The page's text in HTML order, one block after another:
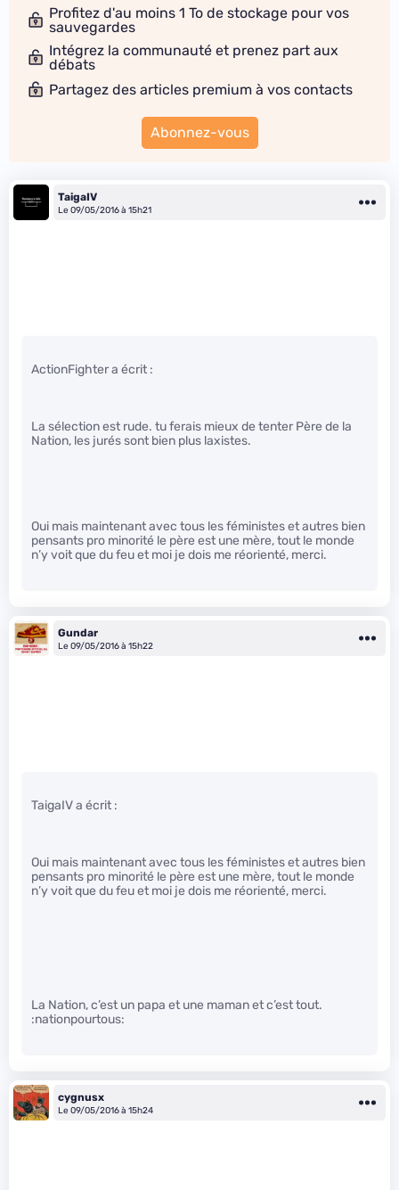
Profitez d'au moins 1 To de stockage pour vos
sauvegardes
Intégrez la communauté et prenez part aux
débats
Partagez des articles premium à vos contacts
Abonnez-vous
TaigaIV
Le 09/05/2016 à 15h21
ActionFighter a écrit :
La sélection est rude. tu ferais mieux de tenter Père de la
Nation, les jurés sont bien plus laxistes.
Oui mais maintenant avec tous les féministes et autres bien
pensants pro minorité le père est une mère, tout le monde
n’y voit que du feu et moi je dois me réorienté, merci.
Gundar
Le 09/05/2016 à 15h22
TaigaIV a écrit :
Oui mais maintenant avec tous les féministes et autres bien
pensants pro minorité le père est une mère, tout le monde
n’y voit que du feu et moi je dois me réorienté, merci.
La Nation, c’est un papa et une maman et c’est tout.
:nationpourtous:
cygnusx
Le 09/05/2016 à 15h24